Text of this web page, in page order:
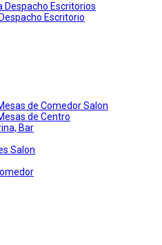
Despacho Escritorios
Escritorio
de Comedor Salon
de Centro
Bar
Salon